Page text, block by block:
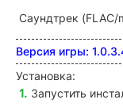
Саундтрек (FLAC/
Версия игры:
Установка:
Запустить